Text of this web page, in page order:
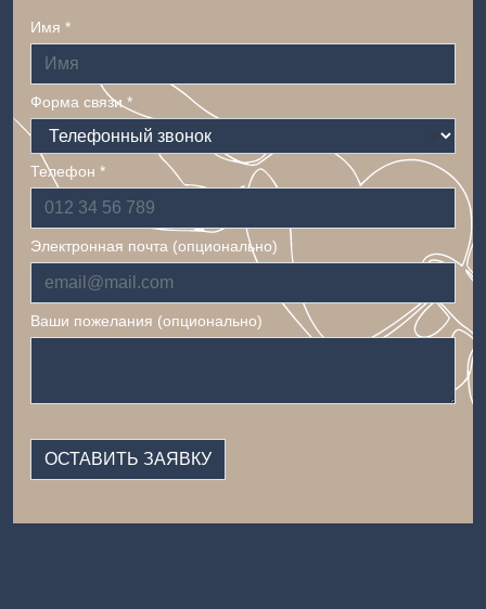
Имя *
Форма связи *
Телефон *
Электронная почта (опционально)
Ваши пожелания (опционально)